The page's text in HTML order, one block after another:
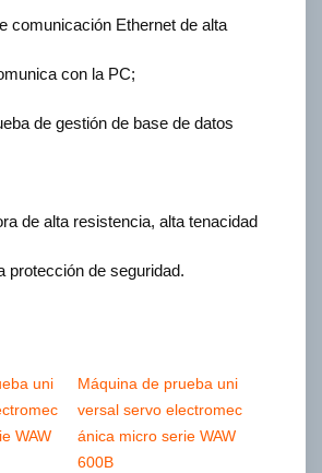
comunicación Ethernet de alta
con la PC;
de gestión de base de datos
de alta resistencia, alta tenacidad
protección de seguridad.
uni
WAW
Máquina de prueba uni
versal servo electromec
ánica micro serie WAW
600B